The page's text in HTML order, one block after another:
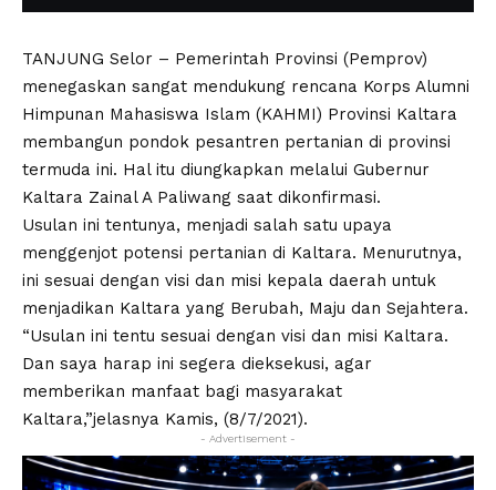
TANJUNG Selor – Pemerintah Provinsi (Pemprov)
menegaskan sangat mendukung rencana Korps Alumni
Himpunan Mahasiswa Islam (KAHMI) Provinsi Kaltara
membangun pondok pesantren pertanian di provinsi
termuda ini. Hal itu diungkapkan melalui Gubernur
Kaltara Zainal A Paliwang saat dikonfirmasi.
Usulan ini tentunya, menjadi salah satu upaya
menggenjot potensi pertanian di Kaltara. Menurutnya,
ini sesuai dengan visi dan misi kepala daerah untuk
menjadikan Kaltara yang Berubah, Maju dan Sejahtera.
“Usulan ini tentu sesuai dengan visi dan misi Kaltara.
Dan saya harap ini segera dieksekusi, agar
memberikan manfaat bagi masyarakat
Kaltara,”jelasnya Kamis, (8/7/2021).
- Advertisement -